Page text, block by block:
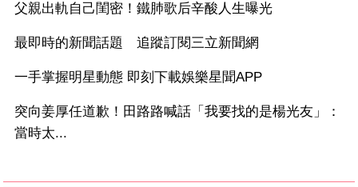
父親出軌自己閨密！鐵肺歌后辛酸人生曝光
最即時的新聞話題 追蹤訂閱三立新聞網
一手掌握明星動態 即刻下載娛樂星聞APP
突向姜厚任道歉！田路路喊話「我要找的是楊光友」：
當時太...